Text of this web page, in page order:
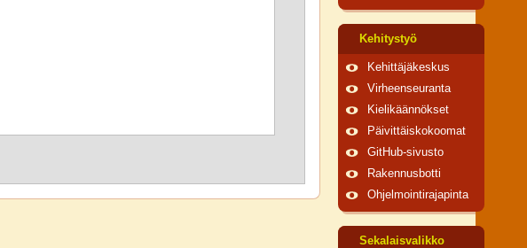
Kehitystyö
Kehittäjäkeskus
Virheenseuranta
Kielikäännökset
Päivittäiskokoomat
GitHub-sivusto
Rakennusbotti
Ohjelmointirajapinta
Sekalaisvalikko